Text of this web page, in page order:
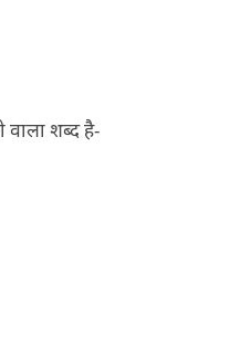
वाला शब्द है-